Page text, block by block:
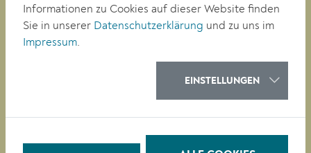
Fax +43 (0)2732/801-90 269
Informationen zu Cookies auf dieser Website finden
Sie in unserer Datenschutzerklärung und zu uns im
Impressum.
EINSTELLUNGEN